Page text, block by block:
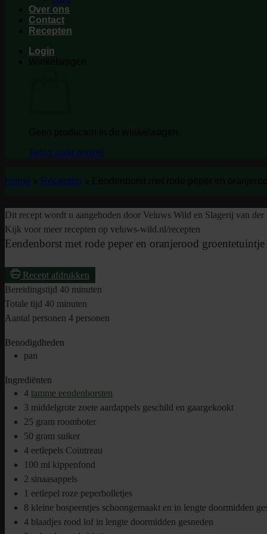
Over ons
Contact
Recepten
Login
Terug naar winkel
Home Recepten
Dit recept wordt u aangeboden door Veluws Wild en Slagerij van der
Kijk voor meer recepten op veluws-wild.nl/recepten
Eendenborst met rode peper en oranjerood groentetuintje
Recept afdrukken
Bereidingstijd 40 minuten
minuten
Totale tijd 40 minuten
minuten
Aantal personen 4 personen
Benodigdheden
pan
Ingrediënten
4 tamme eendenborsten
3 middelgrote zoete aardappels geschild en gaargekookt
25 gram roomboter
50 gram suiker
4 eetlepels Cointreau
100 ml kippenfond
2 sinaasappels
1 eetlepel roze peperbolletjes
8 kleine bospeentjes schoongemaakt en in lengte doormidden
4 blaadjes rood lof in lengte doormidden gesneden